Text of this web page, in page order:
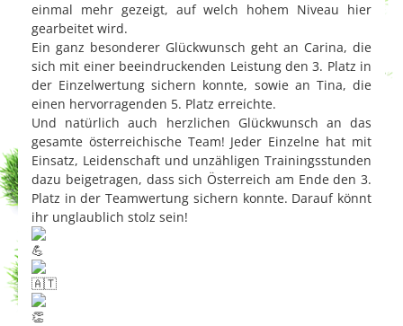
einmal mehr gezeigt, auf welch hohem Niveau hier
gearbeitet wird.
Ein ganz besonderer Glückwunsch geht an Carina, die
sich mit einer beeindruckenden Leistung den 3. Platz in
der Einzelwertung sichern konnte, sowie an Tina, die
einen hervorragenden 5. Platz erreichte.
Und natürlich auch herzlichen Glückwunsch an das
gesamte österreichische Team! Jeder Einzelne hat mit
Einsatz, Leidenschaft und unzähligen Trainingsstunden
dazu beigetragen, dass sich Österreich am Ende den 3.
Platz in der Teamwertung sichern konnte. Darauf könnt
ihr unglaublich stolz sein!